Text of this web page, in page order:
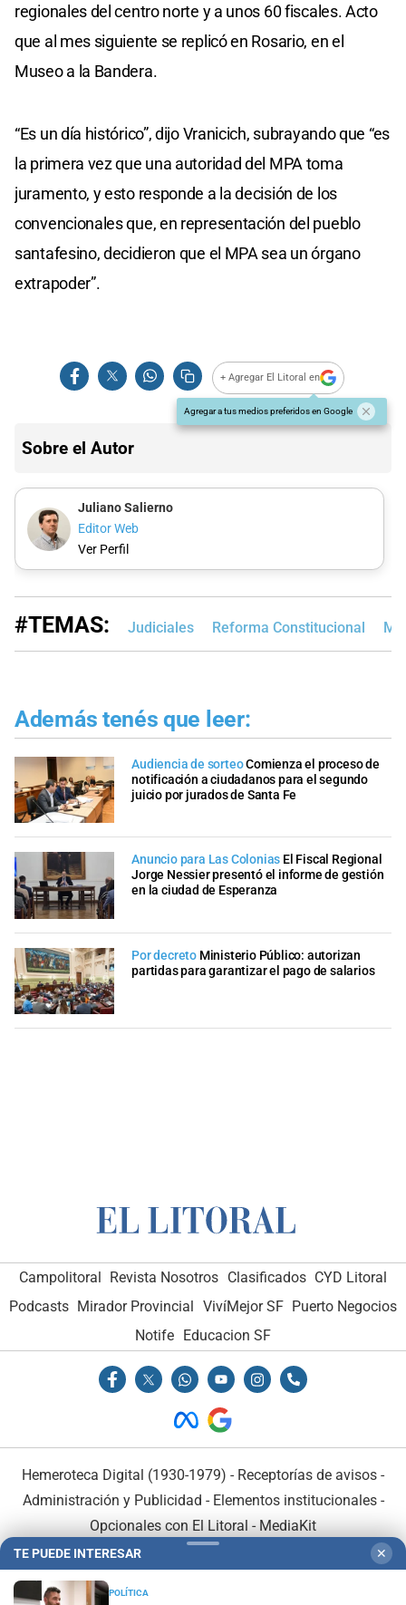
regionales del centro norte y a unos 60 fiscales. Acto
que al mes siguiente se replicó en Rosario, en el
Museo a la Bandera.
“Es un día histórico”, dijo Vranicich, subrayando que “es
la primera vez que una autoridad del MPA toma
juramento, y esto responde a la decisión de los
convencionales que, en representación del pueblo
santafesino, decidieron que el MPA sea un órgano
extrapoder”.
+ Agregar El Litoral en
Agregar a tus medios preferidos en Google
Sobre el Autor
Juliano Salierno
Editor Web
Ver Perfil
#TEMAS: Judiciales Reforma Constitucional
Además tenés que leer:
Audiencia de sorteoComienza el proceso de
notificación a ciudadanos para el segundo
juicio por jurados de Santa Fe
Anuncio para Las Colonias El Fiscal Regional
Jorge Nessier presentó el informe de gestión
en la ciudad de Esperanza
Por decreto Ministerio Público: autorizan
partidas para garantizar el pago de salarios
Campolitoral Revista Nosotros Clasificados CYD Litoral
Podcasts Mirador Provincial VivíMejor SF Puerto Negocios
Notife Educacion SF
Hemeroteca Digital (1930-1979) - Receptorías de avisos -
Administración y Publicidad - Elementos institucionales-
Opcionales con El Litoral - MediaKit
TE PUEDE INTERESAR ✕
POLÍTICA